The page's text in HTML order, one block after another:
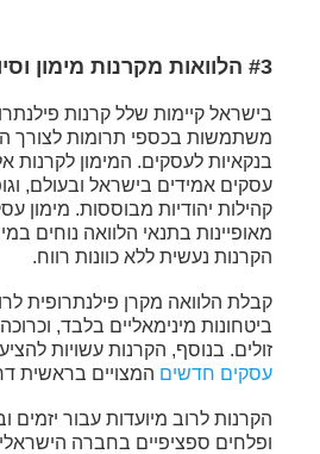
#3 הלוואות מקרנות מימון וסיוע
בישראל קיימות שלל קרנות
משתמשות בכספי תרומות לצורך
בנקאיות לעסקים. המימון לקרנות
עסקים אמידים בישראל ובעולם,
קהילות יהודיות מבוססות. מימון
מאופיינות בתנאי הלוואה נוחים
הקרנות נעשית ללא כוונות רווח.
קבלת הלוואה מקרן פילנתרופית
ביטחונות מינימאליים בלבד,
זולים. בנוסף, הקרנות עשויות להציע
עסקים חדשים המצויים בראשית
הקרנות לרוב מיועדות עבור יזמים
ופלחים ספציפיים בחברה